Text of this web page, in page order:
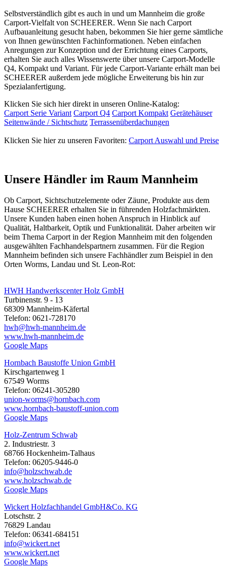
Selbstverständlich gibt es auch in und um Mannheim die große
Carport-Vielfalt von SCHEERER. Wenn Sie nach Carport
Aufbauanleitung gesucht haben, bekommen Sie hier gerne sämtliche
von Ihnen gewünschten Fachinformationen. Neben einfachen
Anregungen zur Konzeption und der Errichtung eines Carports,
erhalten Sie auch alles Wissenswerte über unsere Carport-Modelle
Q4, Kompakt und Variant. Für jede Carport-Variante erhält man bei
SCHEERER außerdem jede mögliche Erweiterung bis hin zur
Spezialanfertigung.
Klicken Sie sich hier direkt in unseren Online-Katalog:
Carport Serie Variant Carport Q4 Carport Kompakt Gerätehäuser
Seitenwände / Sichtschutz Terrassenüberdachungen
Klicken Sie hier zu unseren Favoriten: Carport Auswahl und Preise
Unsere Händler im Raum Mannheim
Ob Carport, Sichtschutzelemente oderZäune, Produkte aus dem
Hause SCHEERER erhalten Sie in führenden Holzfachmärkten.
Unsere Kunden haben einen hohen Anspruch in Hinblick auf
Qualität, Haltbarkeit, Optik und Funktionalität. Daher arbeiten wir
beim Thema Carportin der Region Mannheim mit den folgenden
ausgewählten Fachhandelspartnern zusammen. Für die Region
Mannheim befinden sich unsere Fachhändler zum Beispiel in den
Orten Worms, Landau und St. Leon-Rot:
HWH Handwerkscenter Holz GmbH
Turbinenstr. 9 - 13
68309 Mannheim-Käfertal
Telefon: 0621-728170
hwh@hwh-mannheim.de
www.hwh-mannheim.de
Google Maps
Hornbach Baustoffe Union GmbH
Kirschgartenweg 1
67549 Worms
Telefon: 06241-305280
union-worms@hornbach.com
www.hornbach-baustoff-union.com
Google Maps
Holz-Zentrum Schwab
2. Industriestr. 3
68766 Hockenheim-Talhaus
Telefon: 06205-9446-0
info@holzschwab.de
www.holzschwab.de
Google Maps
Wickert Holzfachhandel GmbH&Co. KG
Lotschstr. 2
76829 Landau
Telefon: 06341-684151
info@wickert.net
www.wickert.net
Google Maps